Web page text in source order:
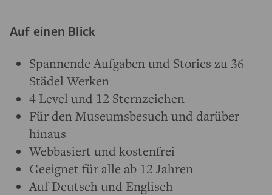
Auf einen Blick
Spannende Aufgaben und Stories zu 36
Städel Werken
4 Level und 12 Sternzeichen
Für den Museumsbesuch und darüber
hinaus
Webbasiert und kostenfrei
Geeignet für alle ab 12 Jahren
Auf Deutsch und Englisch